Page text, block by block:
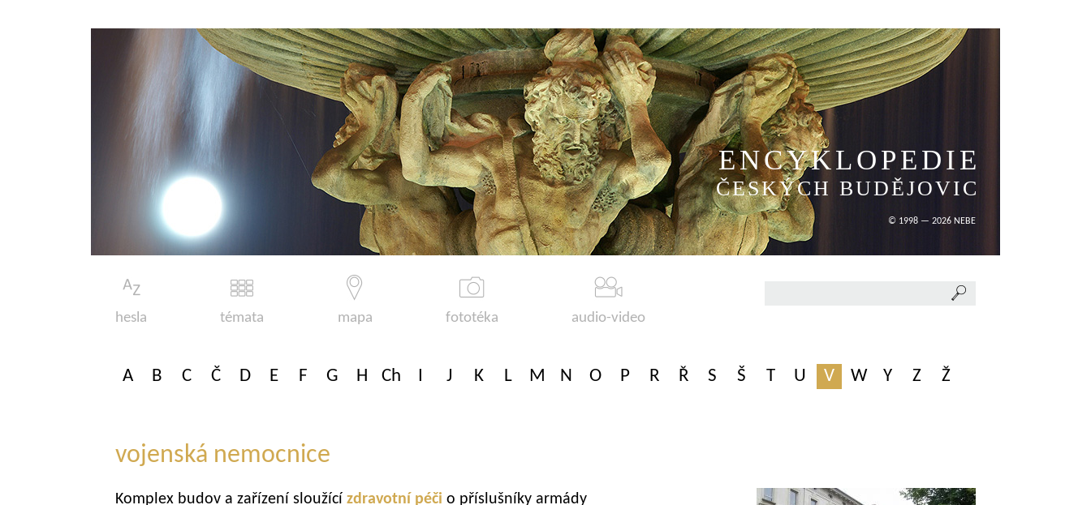
ENCYKLOPEDIE
ČESKÝCH BUDĚJOVIC
© 1998 — 2026 NEBE
hesla témata mapa fototéka audio-video
A B C Č D E F G H Ch I J K L M N O P R Ř S Š T U V W Y Z Ž
vojenská nemocnice
Komplex budov a zařízení sloužící zdravotní péči o příslušníky armády